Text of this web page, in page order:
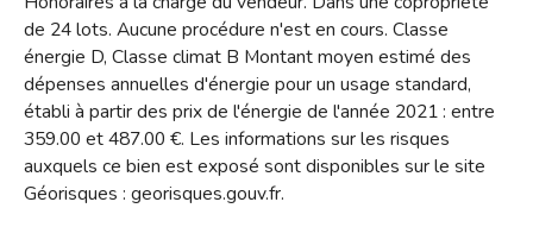
de 24 lots. Aucune procédure n'est en cours. Classe
énergie D, Classe climat B Montant moyen estimé des
dépenses annuelles d'énergie pour un usage standard,
établi à partir des prix de l'énergie de l'année 2021 : entre
359.00 et 487.00 €. Les informations sur les risques
auxquels ce bien est exposé sont disponibles sur le site
Géorisques : georisques.gouv.fr.